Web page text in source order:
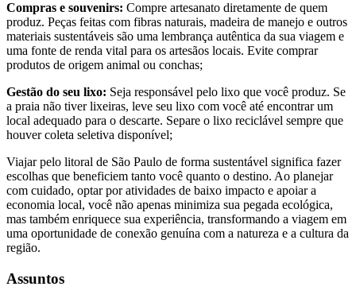
Compras e souvenirs: Compre artesanato diretamente de quem
produz. Peças feitas com fibras naturais, madeira de manejo e outros
materiais sustentáveis são uma lembrança autêntica da sua viagem e
uma fonte de renda vital para os artesãos locais. Evite comprar
produtos de origem animal ou conchas;
Gestão do seu lixo: Seja responsável pelo lixo que você produz. Se
a praia não tiver lixeiras, leve seu lixo com você até encontrar um
local adequado para o descarte. Separe o lixo reciclável sempre que
houver coleta seletiva disponível;
Viajar pelo litoral de São Paulo de forma sustentável significa fazer
escolhas que beneficiem tanto você quanto o destino. Ao planejar
com cuidado, optar por atividades de baixo impacto e apoiar a
economia local, você não apenas minimiza sua pegada ecológica,
mas também enriquece sua experiência, transformando a viagem em
uma oportunidade de conexão genuína com a natureza e a cultura da
região.
Assuntos